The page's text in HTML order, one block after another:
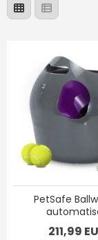
PetSafe
211,99